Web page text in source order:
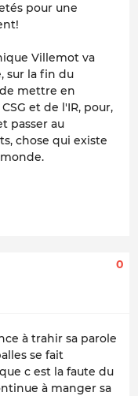
pour une
Villemot va
sur la fin du
mettre en
et de l'IR, pour,
passer au
chose qui existe
0
à trahir sa parole
se fait
c est la faute du
à manger sa